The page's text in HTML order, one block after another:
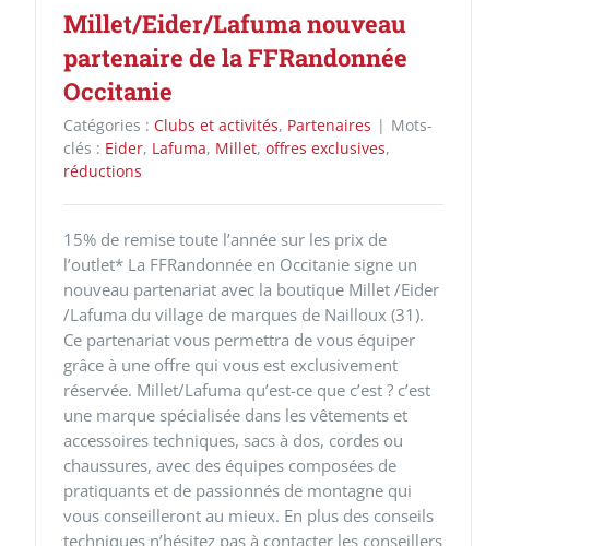
Millet/Eider/Lafuma nouveau
partenaire de la FFRandonnée
Occitanie
Catégories : Clubs et activités, Partenaires | Mots-
clés : Eider, Lafuma, Millet, offres exclusives,
réductions
15% de remise toute l’année sur les prix de
l’outlet* La FFRandonnée en Occitanie signe un
nouveau partenariat avec la boutique Millet /Eider
/Lafuma du village de marques de Nailloux (31).
Ce partenariat vous permettra de vous équiper
grâce à une offre qui vous est exclusivement
réservée. Millet/Lafuma qu’est-ce que c’est ? c’est
une marque spécialisée dans les vêtements et
accessoires techniques, sacs à dos, cordes ou
chaussures, avec des équipes composées de
pratiquants et de passionnés de montagne qui
vous conseilleront au mieux. En plus des conseils
techniques n’hésitez pas à contacter les conseillers